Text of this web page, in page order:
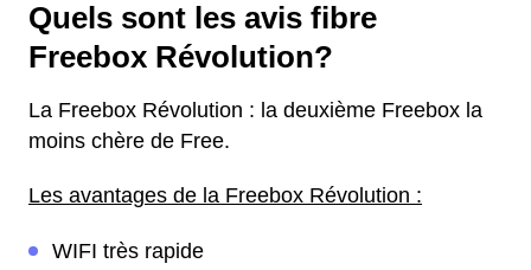
Quels sont les avis fibre
Freebox Révolution?
La Freebox Révolution : la deuxième Freebox la
moins chère de Free.
Les avantages de la Freebox Révolution :
WIFI très rapide